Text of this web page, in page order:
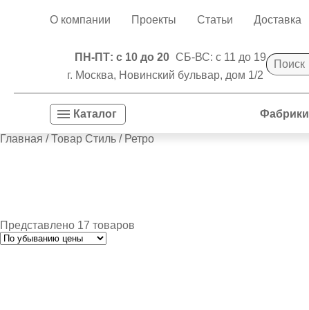
О компании Проекты Статьи Доставка
ПН-ПТ: с 10 до 20 СБ-ВС: с 11 до 19
г. Москва, Новинский бульвар, дом 1/2
Фабрики
Каталог
Главная / Товар Стиль / Ретро
Представлено 17 товаров